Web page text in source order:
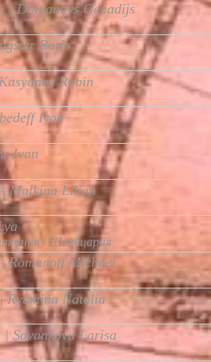
| Dolganovs Genadijs
Boris
Robin
Ivan
Ivan
Malkina Lilian
/ Швейцария
Michael
Natalia
| Savankova Larisa